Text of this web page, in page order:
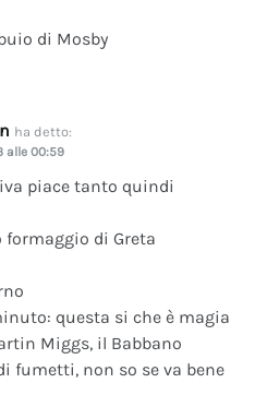
di Mosby
ha detto:
alle 00:59
piace tanto quindi
di Greta
questa si che è magia
Miggs, il Babbano
fumetti, non so se va bene